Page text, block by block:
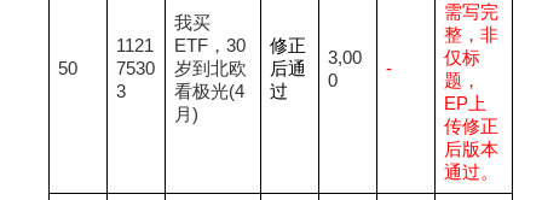
50
1121
7530
3
我买
ETF，30
岁到北欧
看极光(4
月)
修正
后通
过
3,00
0
-
需写完
整，非
仅标
题，
EP 上
传修正
后版本
通过。